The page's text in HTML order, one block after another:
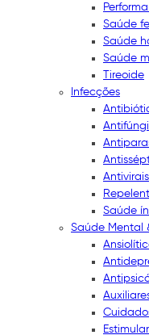
Saúde
Saúde
Saúde
Tireoide
Infecções
Antivirais
Saúde
Saúde Mental